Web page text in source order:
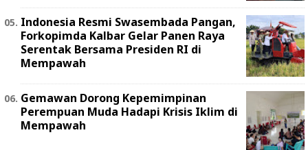
Indonesia Resmi Swasembada Pangan,
Forkopimda Kalbar Gelar Panen Raya
Serentak Bersama Presiden RI di
Mempawah
Gemawan Dorong Kepemimpinan
Perempuan Muda Hadapi Krisis Iklim di
Mempawah